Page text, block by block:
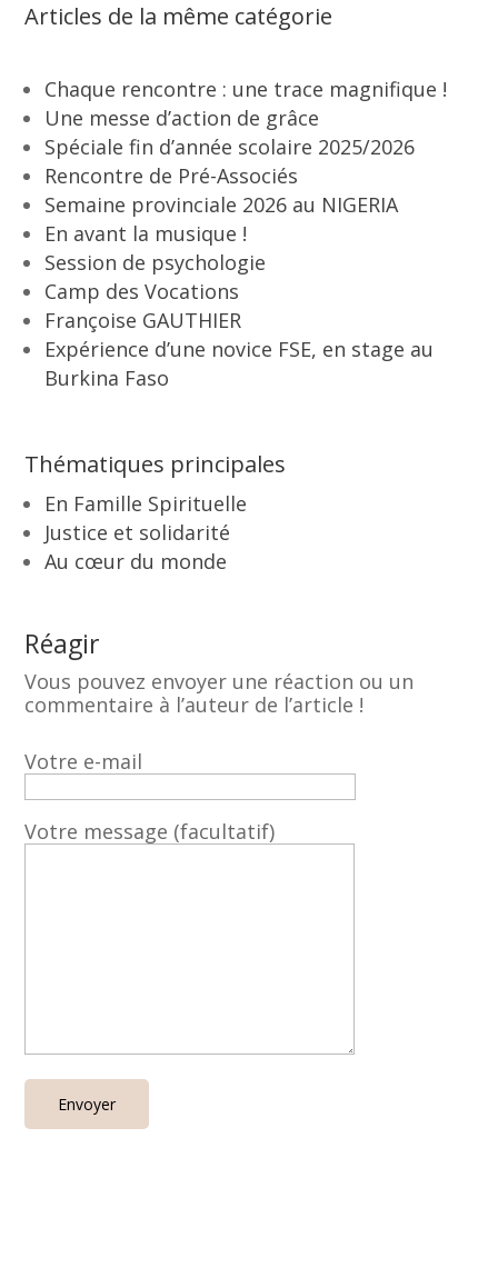
Articles de la même catégorie
Chaque rencontre : une trace magnifique !
Une messe d’action de grâce
Spéciale fin d’année scolaire 2025/2026
Rencontre de Pré-Associés
Semaine provinciale 2026 au NIGERIA
En avant la musique !
Session de psychologie
Camp des Vocations
Françoise GAUTHIER
Expérience d’une novice FSE, en stage au
Burkina Faso
Thématiques principales
En Famille Spirituelle
Justice et solidarité
Au cœur du monde
Réagir
Vous pouvez envoyer une réaction ou un
commentaire à l’auteur de l’article !
Votre e-mail
Votre message (facultatif)